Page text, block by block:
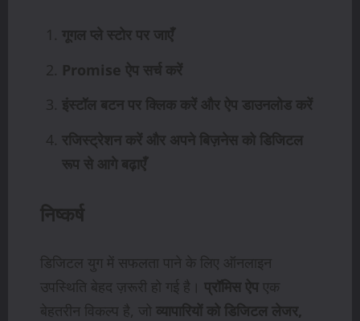
गूगल प्ले स्टोर पर जाएँ
Promise ऐप सर्च करें
इंस्टॉल बटन पर क्लिक करें और ऐप डाउनलोड करें
रजिस्ट्रेशन करें और अपने बिज़नेस को डिजिटल
रूप से आगे बढ़ाएँ
निष्कर्ष
डिजिटल युग में सफलता पाने के लिए ऑनलाइन
उपस्थिति बेहद ज़रूरी हो गई है। प्रॉमिस ऐप एक
बेहतरीन विकल्प है, जो व्यापारियों को डिजिटल लेजर,